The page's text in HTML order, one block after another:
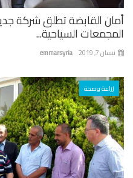
القابضة تطلق شركة جديدة
السياحية...
emmarsyria 7, 2019
زراعة وصحة